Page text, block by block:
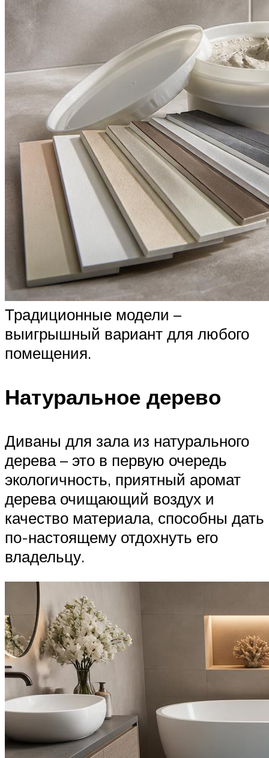
Традиционные модели –
выигрышный вариант для любого
помещения.
Натуральное дерево
Диваны для зала из натурального
дерева – это в первую очередь
экологичность, приятный аромат
дерева очищающий воздух и
качество материала, способны дать
по-настоящему отдохнуть его
владельцу.